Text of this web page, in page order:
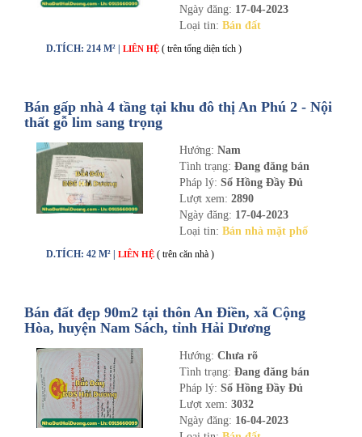
Ngày đăng: 17-04-2023
Loại tin: Bán đất
D.TÍCH: 214 M² | LIÊN HỆ ( trên tổng diện tích )
Bán gấp nhà 4 tầng tại khu đô thị An Phú 2 - Nội
thất gỗ lim sang trọng
Hướng: Nam
Tình trạng: Đang đăng bán
Pháp lý: Sổ Hồng Đầy Đủ
Lượt xem: 2890
Ngày đăng: 17-04-2023
Loại tin: Bán nhà mặt phố
D.TÍCH: 42 M² | LIÊN HỆ ( trên căn nhà )
Bán đất đẹp 90m2 tại thôn An Điền, xã Cộng
Hòa, huyện Nam Sách, tỉnh Hải Dương
Hướng: Chưa rõ
Tình trạng: Đang đăng bán
Pháp lý: Sổ Hồng Đầy Đủ
Lượt xem: 3032
Ngày đăng: 16-04-2023